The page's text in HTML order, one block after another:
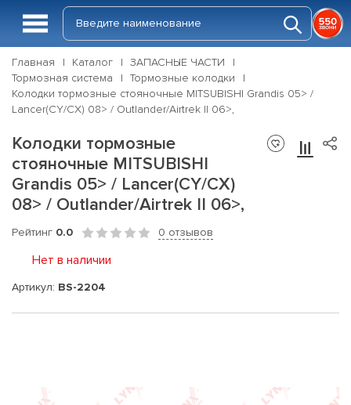
Главная Каталог
ЗАПАСНЫЕ ЧАСТИ
Тормозная система
Тормозные колодки
Колодки тормозные стояночные MITSUBISHI Grandis 05> /
Lancer(CY/CX) 08> / Outlander/Airtrek II 06>,
Колодки тормозные
стояночные MITSUBISHI
Grandis 05> / Lancer(CY/CX)
08> / Outlander/Airtrek II 06>,
Рейтинг 0.0 0 отзывов
Нет в наличии
Артикул: BS-2204